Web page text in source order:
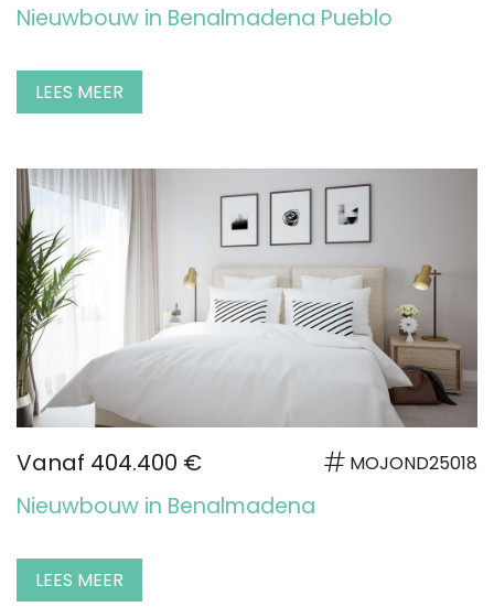
Nieuwbouw in Benalmadena Pueblo
LEES MEER
Vanaf 404.400 € MOJOND25018
Nieuwbouw in Benalmadena
LEES MEER